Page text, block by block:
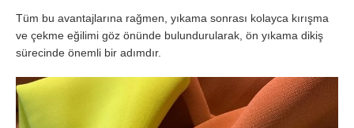
Tüm bu avantajlarına rağmen, yıkama sonrası kolayca kırışma
ve çekme eğilimi göz önünde bulundurularak, ön yıkama dikiş
sürecinde önemli bir adımdır.